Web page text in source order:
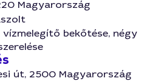
Magyarország
bekőtése, négy
út, 2500 Magyarország